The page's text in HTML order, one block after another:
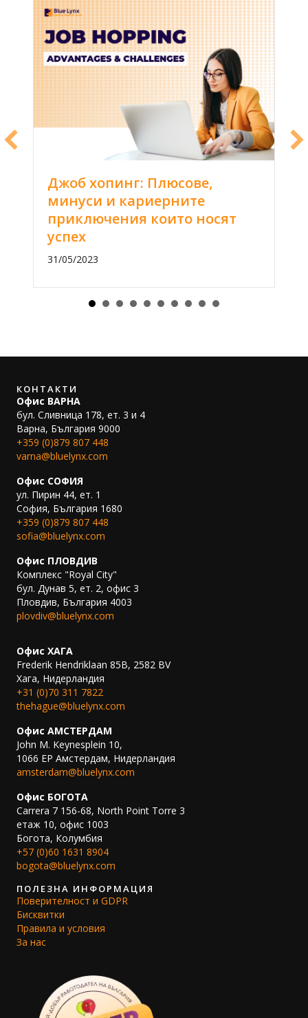
Джоб хопинг: Плюсове,
минуси и кариерните
приключения които носят
успех
31/05/2023
КОНТАКТИ
Офис ВАРНА
бул. Сливница 178, ет. 3 и 4
Варна, България 9000
+359 (0)879 807 448
varna@bluelynx.com
Офис СОФИЯ
ул. Пирин 44, ет. 1
София, България 1680
+359 (0)879 807 448
sofia@bluelynx.com
Офис ПЛОВДИВ
Комплекс "Royal City"
бул. Дунав 5, ет. 2, офис 3
Пловдив, България 4003
plovdiv@bluelynx.com
Офис ХАГА
Frederik Hendriklaan 85B, 2582 BV
Хага, Нидерландия
+31 (0)70 311 7822
thehague@bluelynx.com
Офис АМСТЕРДАМ
John M. Keynesplein 10,
1066 EP Амстердам, Нидерландия
amsterdam@bluelynx.com
Офис БОГОТА
Carrera 7 156-68, North Point Torre 3
етаж 10, офис 1003
Богота, Колумбия
+57 (0)60 1631 8904
bogota@bluelynx.com
ПОЛЕЗНА ИНФОРМАЦИЯ
Поверителност и GDPR
Бисквитки
Правила и условия
За нас